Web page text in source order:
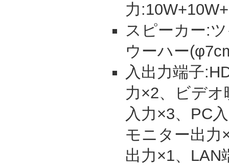
力
スピーカー:
ウーハー
入出力端子
力×2、ビデ
入力×3、PC
モニター出力
出力×1、LAN